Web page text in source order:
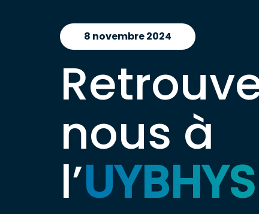
8 novembre 2024
nous à
l’